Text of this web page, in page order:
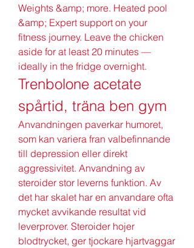
Weights &amp; more. Heated pool
&amp; Expert support on your
fitness journey. Leave the chicken
aside for at least 20 minutes —
ideally in the fridge overnight.
Trenbolone acetate
spårtid, träna ben gym
Anvandningen paverkar humoret,
som kan variera fran valbefinnande
till depression eller direkt
aggressivitet. Anvandning av
steroider stor leverns funktion. Av
det har skalet har en anvandare ofta
mycket avvikande resultat vid
leverprover. Steroider hojer
blodtrycket, ger tjockare hjartvaggar